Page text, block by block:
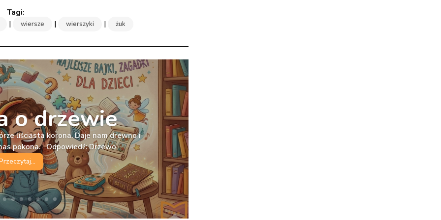
| wiersze | wierszyki | żuk
o drzewie
liściasta korona. Daje nam drewno i
pokona. Odpowiedź: Drzewo